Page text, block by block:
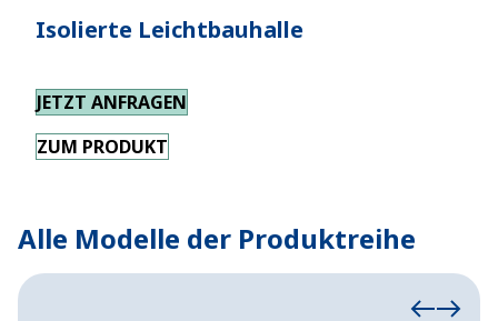
Isolierte Leichtbauhalle
JETZT ANFRAGEN
ZUM PRODUKT
Alle Modelle der Produktreihe